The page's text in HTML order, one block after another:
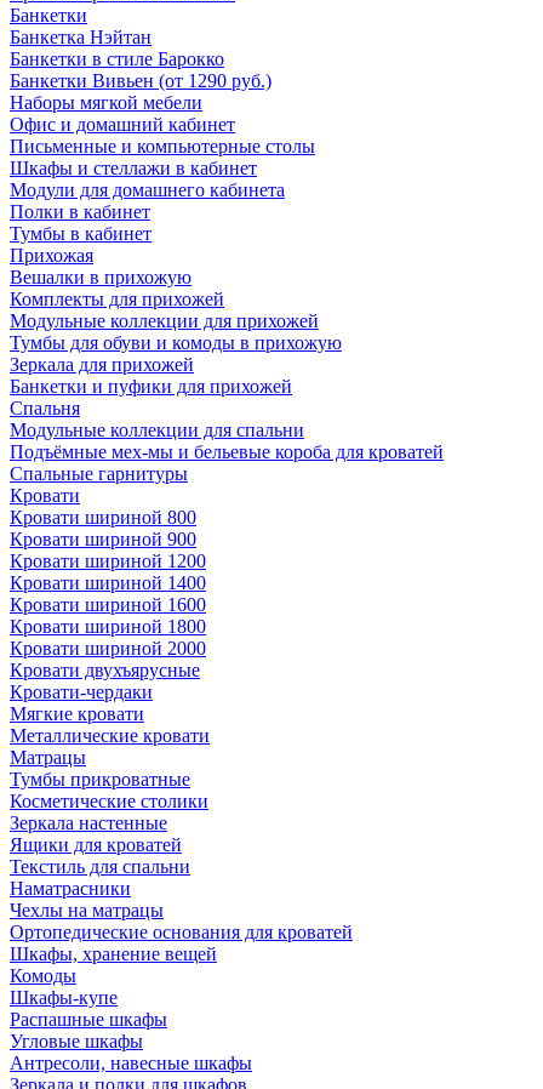
Банкетки
Банкетка Нэйтан
Банкетки в стиле Барокко
Банкетки Вивьен (от 1290 руб.)
Наборы мягкой мебели
Офис и домашний кабинет
Письменные и компьютерные столы
Шкафы и стеллажи в кабинет
Модули для домашнего кабинета
Полки в кабинет
Тумбы в кабинет
Прихожая
Вешалки в прихожую
Комплекты для прихожей
Модульные коллекции для прихожей
Тумбы для обуви и комоды в прихожую
Зеркала для прихожей
Банкетки и пуфики для прихожей
Спальня
Модульные коллекции для спальни
Подъёмные мех-мы и бельевые короба для кроватей
Спальные гарнитуры
Кровати
Кровати шириной 800
Кровати шириной 900
Кровати шириной 1200
Кровати шириной 1400
Кровати шириной 1600
Кровати шириной 1800
Кровати шириной 2000
Кровати двухъярусные
Кровати-чердаки
Мягкие кровати
Металлические кровати
Матрацы
Тумбы прикроватные
Косметические столики
Зеркала настенные
Ящики для кроватей
Текстиль для спальни
Наматрасники
Чехлы на матрацы
Ортопедические основания для кроватей
Шкафы, хранение вещей
Комоды
Шкафы-купе
Распашные шкафы
Угловые шкафы
Антресоли, навесные шкафы
Зеркала и полки для шкафов